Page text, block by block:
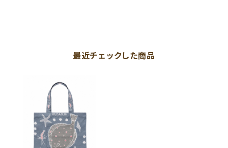
最近チェックした商品